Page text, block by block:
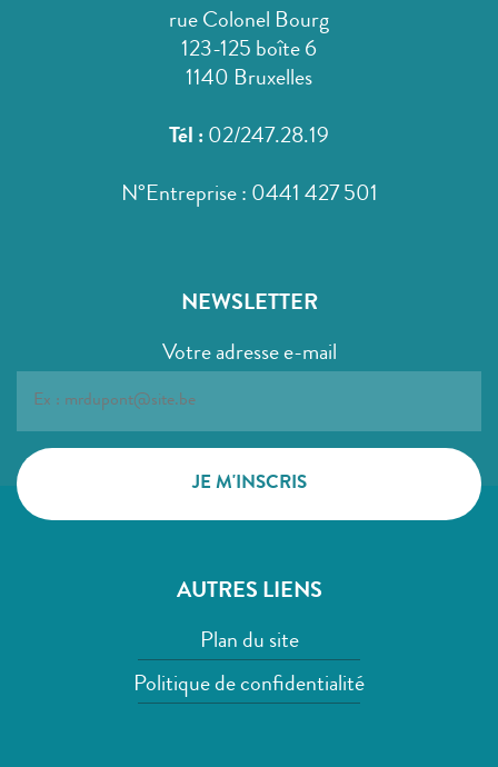
rue Colonel Bourg
123-125 boîte 6
1140 Bruxelles
Tél : 02/247.28.19
N°Entreprise : 0441 427 501
NEWSLETTER
Votre adresse e-mail
AUTRES LIENS
Plan du site
Politique de confidentialité